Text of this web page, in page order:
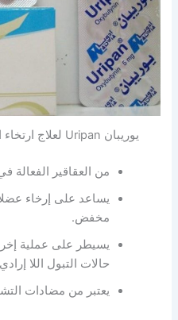
يوريبان Uripan لعلاج ارتخاء المثانة والجرعة المسموح بها
من العقاقير
يساعد على إرخاء
مخفض.
يسيطر على عملية
حالات التبول اللا
يعتبر من مضادات